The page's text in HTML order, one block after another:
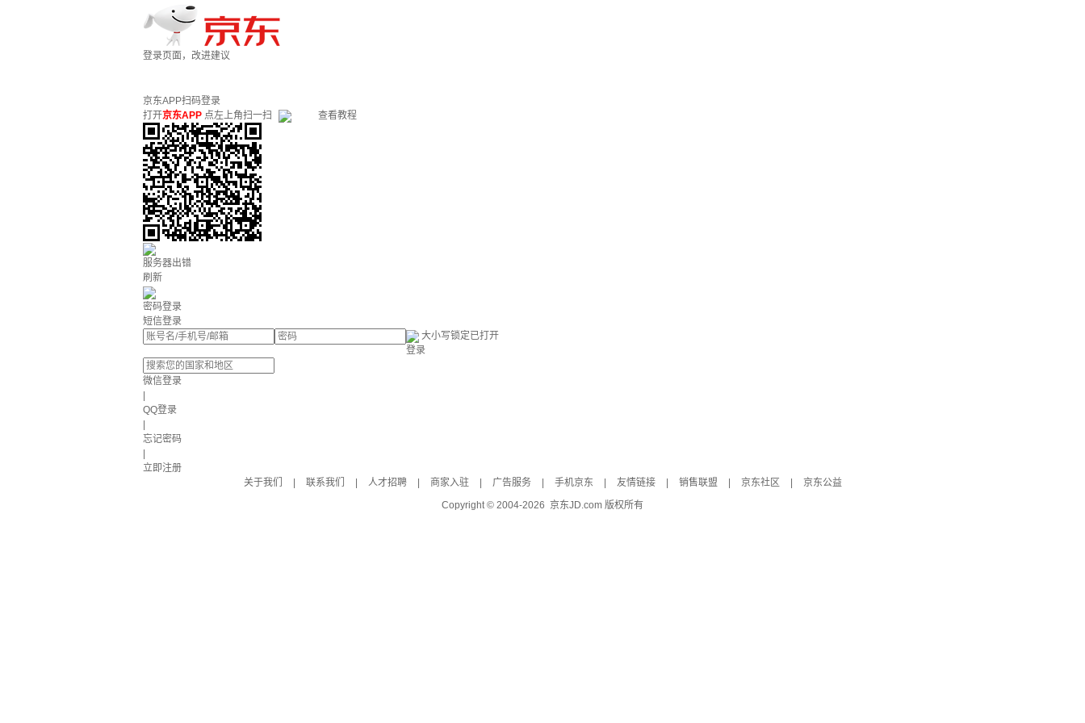
登录页面，改进建议
京东APP扫码登录
打开京东APP 点左上角扫一扫 查看教程
服务器出错
刷新
密码登录
短信登录
大小写锁定已打开
登录
微信登录
QQ登录
忘记密码
立即注册
关于我们
联系我们 人才招聘 商家入驻 广告服务 手机京东 友情链接 销售联盟 京东社区
京东公益
Copyright © 2004-2026 京东JD.com 版权所有